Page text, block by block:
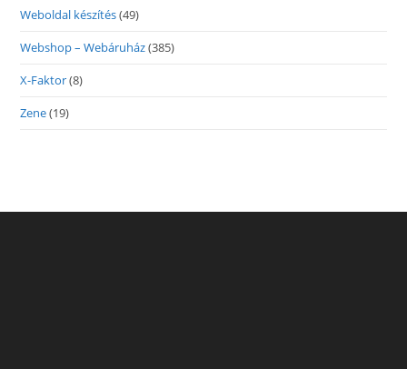
Weboldal készítés(49)
Webshop – Webáruház(385)
X-Faktor(8)
Zene(19)